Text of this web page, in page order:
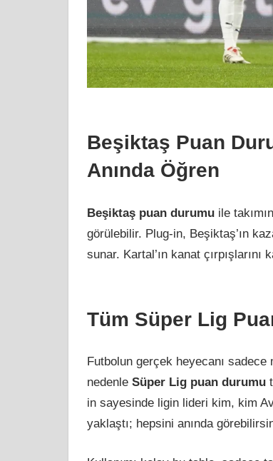
Beşiktaş Puan
Anında Öğren
Beşiktaş puan durumuile
görülebilir. Plug-in, Beşiktaş’ın
sunar. Kartal’ın kanat
Tüm Süper Lig
Futbolun gerçek heyecanı
nedenle Süper Lig puan durumu
in sayesinde ligin lideri kim, kim
yaklaştı; hepsini anında